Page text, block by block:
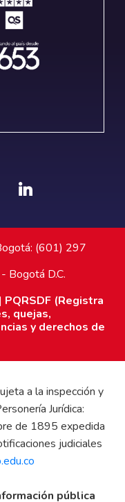
(601) 297
Bogotá D.C.
| PQRSDF (Registra
quejas,
y derechos de
a la inspección y
Jurídica:
de 1895 expedida
judiciales
pública